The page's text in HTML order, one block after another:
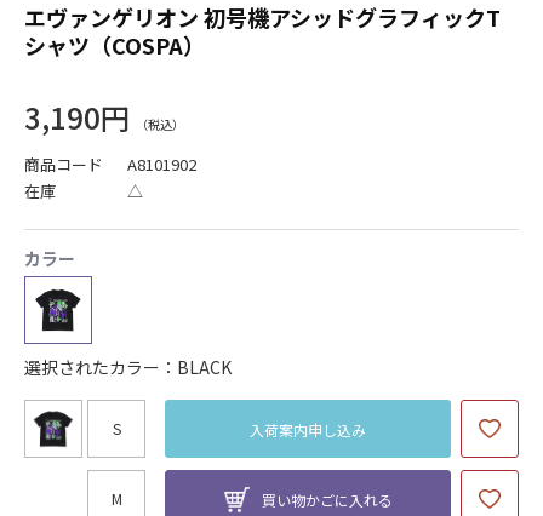
エヴァンゲリオン 初号機アシッドグラフィックT
シャツ（COSPA）
3,190円
商品コード
A8101902
在庫
△
カラー
選択されたカラー：BLACK
S 入荷案内申し込み
M 買い物かごに入れる